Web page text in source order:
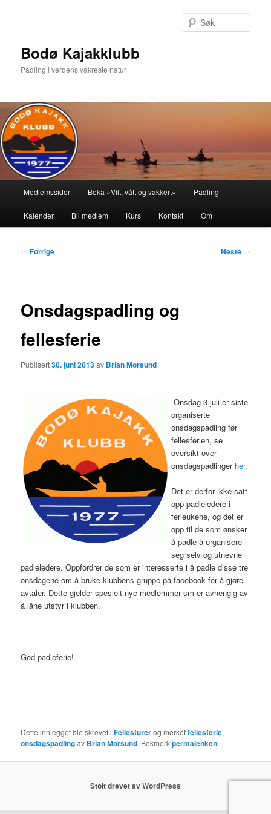
Bodø Kajakklubb
Padling i verdens vakreste natur
Medlemssider Boka «Vilt, vått og vakkert» Padling
Kalender Bli medlem Kurs Kontakt Om
Innleggsnavigasjon
← Forrige Neste →
Onsdagspadling og
fellesferie
Publisert30. juni 2013av Brian Morsund
Onsdag 3.juli er siste
organiserte
onsdagspadling før
fellesferien, se
oversikt over
onsdagspadlinger her.
Det er derfor ikke satt
opp padleledere i
ferieukene, og det er
opp til de som ønsker
å padle å organisere
seg selv og utnevne
padleledere. Oppfordrer de som er interesserte i å padle disse tre
onsdagene om å bruke klubbens gruppe på facebook for å gjøre
avtaler. Dette gjelder spesielt nye medlemmer sm er avhengig av
å låne utstyr i klubben.
God padleferie!
Dette innlegget ble skrevet iFellesturerog merketfellesferie,
onsdagspadlingav Brian Morsund. Bokmerkpermalenken.
Stolt drevet av WordPress